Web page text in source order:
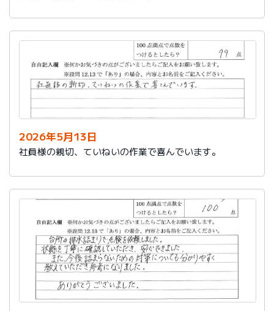
で知りました。
社員さんには感謝しかありません。
2026年5月13日
社員様の親切、ていねいの作業で喜んでいます。